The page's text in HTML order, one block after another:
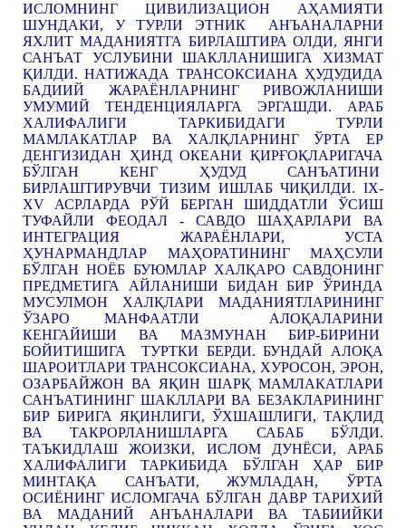
ИСЛОМНИНГ ЦИВИЛИЗАЦИОН АҲАМИЯТИ
ШУНДАКИ, У ТУРЛИ ЭТНИК АНЪАНАЛАРНИ
ЯХЛИТ МАДАНИЯТГА БИРЛАШТИРА ОЛДИ, ЯНГИ
САНЪАТ УСЛУБИНИ ШАКЛЛАНИШИГА ХИЗМАТ
ҚИЛДИ. НАТИЖАДА ТРАНСОКСИАНА ҲУДУДИДА
БАДИИЙ ЖАРАЁНЛАРНИНГ РИВОЖЛАНИШИ
УМУМИЙ ТЕНДЕНЦИЯЛАРГА ЭРГАШДИ. АРАБ
ХАЛИФАЛИГИ ТАРКИБИДАГИ ТУРЛИ
МАМЛАКАТЛАР ВА ХАЛҚЛАРНИНГ ЎРТА ЕР
ДЕНГИЗИДАН ҲИНД ОКЕАНИ ҚИРҒОҚЛАРИГАЧА
БЎЛГАН КЕНГ ҲУДУД САНЪАТИНИ
БИРЛАШТИРУВЧИ ТИЗИМ ИШЛАБ ЧИҚИЛДИ. IX-
XV АСРЛАРДА РЎЙ БЕРГАН ШИДДАТЛИ ЎСИШ
ТУФАЙЛИ ФЕОДАЛ - САВДО ШАҲАРЛАРИ ВА
ИНТЕГРАЦИЯ ЖАРАЁНЛАРИ, УСТА
ҲУНАРМАНДЛАР МАҲОРАТИНИНГ МАҲСУЛИ
БЎЛГАН НОЁБ БУЮМЛАР ХАЛҚАРО САВДОНИНГ
ПРЕДМЕТИГА АЙЛАНИШИ БИДАН БИР ЎРИНДА
МУСУЛМОН ХАЛҚЛАРИ МАДАНИЯТЛАРИНИНГ
ЎЗАРО МАНФААТЛИ АЛОҚАЛАРИНИ
КЕНГАЙИШИ ВА МАЗМУНАН БИР-БИРИНИ
БОЙИТИШИГА ТУРТКИ БЕРДИ. БУНДАЙ АЛОҚА
ШАРОИТЛАРИ ТРАНСОКСИАНА, ХУРОСОН, ЭРОН,
ОЗАРБАЙЖОН ВА ЯҚИН ШАРҚ МАМЛАКАТЛАРИ
САНЪАТИНИНГ ШАКЛЛАРИ ВА БЕЗАКЛАРИНИНГ
БИР БИРИГА ЯҚИНЛИГИ, ЎХШАШЛИГИ, ТАҚЛИД
ВА ТАКРОРЛАНИШЛАРГА САБАБ БЎЛДИ.
ТАЪКИДЛАШ ЖОИЗКИ, ИСЛОМ ДУНЁСИ, АРАБ
ХАЛИФАЛИГИ ТАРКИБИДА БЎЛГАН ҲАР БИР
МИНТАҚА САНЪАТИ, ЖУМЛАДАН, ЎРТА
ОСИЁНИНГ ИСЛОМГАЧА БЎЛГАН ДАВР ТАРИХИЙ
ВА МАДАНИЙ АНЪАНАЛАРИ ВА ТАБИИЙКИ